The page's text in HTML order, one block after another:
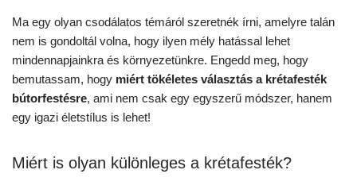
Ma egy olyan csodálatos témáról szeretnék írni, amelyre talán
nem is gondoltál volna, hogy ilyen mély hatással lehet
mindennapjainkra és környezetünkre. Engedd meg, hogy
bemutassam, hogy miért tökéletes választás a krétafesték
bútorfestésre, ami nem csak egy egyszerű módszer, hanem
egy igazi életstílus is lehet!
Miért is olyan különleges a krétafesték?